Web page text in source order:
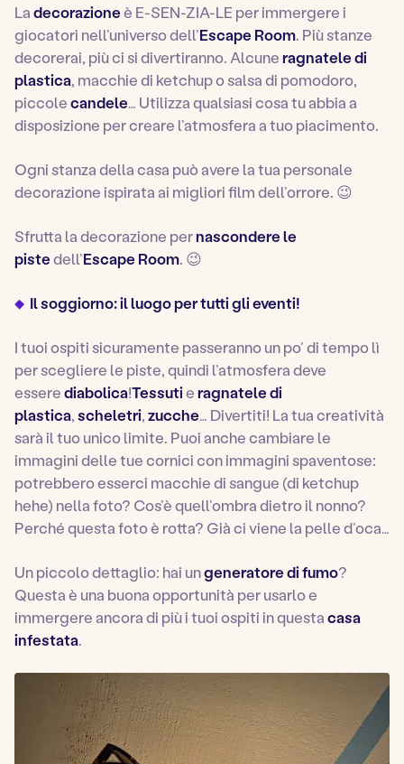
Ladecorazioneè E-SEN-ZIA-LE per immergere i
giocatori nell’universo dell’Escape Room. Più stanze
decorerai, più ci si divertiranno. Alcuneragnatele di
plastica, macchie di ketchup o salsa di pomodoro,
piccolecandele… Utilizza qualsiasi cosa tu abbia a
disposizione per creare l’atmosfera a tuo piacimento.
Ogni stanza della casa può avere la tua personale
decorazione ispirata ai migliori film dell’orrore. 😉
Sfrutta la decorazione pernascondere le
pistedell’Escape Room. 😉
Il soggiorno: il luogo per tutti gli eventi!
I tuoi ospiti sicuramente passeranno un po’ di tempo lì
per scegliere le piste, quindi l’atmosfera deve
esserediabolica!Tessutieragnatele di
plastica,scheletri,zucche… Divertiti! La tua creatività
sarà il tuo unico limite. Puoi anche cambiare le
immagini delle tue cornici con immagini spaventose:
potrebbero esserci macchie di sangue (di ketchup
hehe) nella foto? Cos’è quell’ombra dietro il nonno?
Perché questa foto è rotta? Già ci viene la pelle d’oca…
Un piccolo dettaglio: hai ungeneratore di fumo?
Questa è una buona opportunità per usarlo e
immergere ancora di più i tuoi ospiti in questacasa
infestata.